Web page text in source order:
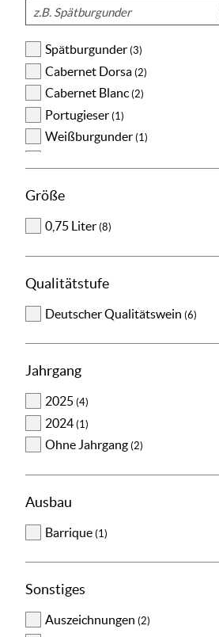
Salat mit Joghurtdressing
Suchen
Spätburgunder (3)
Cabernet Dorsa (2)
Cabernet Blanc (2)
Portugieser (1)
Weißburgunder (1)
Auxerrois blanc
Sauvignac(1)
Größe
0,75 Liter (8)
Qualitätstufe
Deutscher Qualitätswein (6)
Jahrgang
2025 (4)
2024 (1)
Ohne Jahrgang (2)
Ausbau
Barrique (1)
Sonstiges
Auszeichnungen (2)